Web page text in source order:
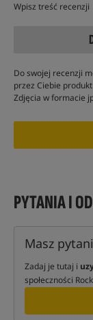
Wpisz treść recenzji
Do swojej recenzji
przez Ciebie produkt
Zdjęcia w formacie
PYTANIA I
Masz
Zadaj je tutaj i
społeczności